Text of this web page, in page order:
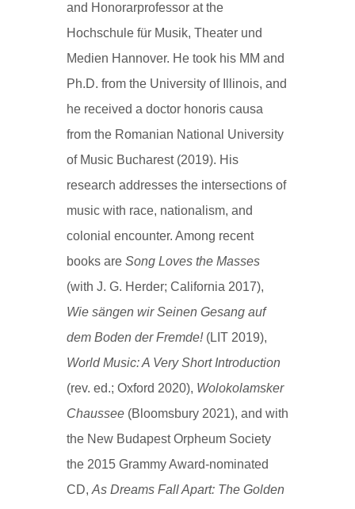
and Honorarprofessor at the
Hochschule für Musik, Theater und
Medien Hannover. He took his MM and
Ph.D. from the University of Illinois, and
he received a doctor honoris causa
from the Romanian National University
of Music Bucharest (2019). His
research addresses the intersections of
music with race, nationalism, and
colonial encounter. Among recent
books are Song Loves the Masses
(with J. G. Herder; California 2017),
Wie sängen wir Seinen Gesang auf
dem Boden der Fremde! (LIT 2019),
World Music: A Very Short Introduction
(rev. ed.; Oxford 2020), Wolokolamsker
Chaussee (Bloomsbury 2021), and with
the New Budapest Orpheum Society
the 2015 Grammy Award-nominated
CD, As Dreams Fall Apart: The Golden